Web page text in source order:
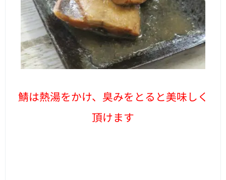
鯖は熱湯をかけ、臭みをとると美味しく
頂けます